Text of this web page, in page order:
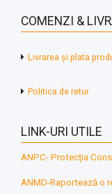
COMENZI &
Livrarea și plata
Politica de retur
LINK-URI UTILE
ANPC- Protecția
ANMD-Raportează o